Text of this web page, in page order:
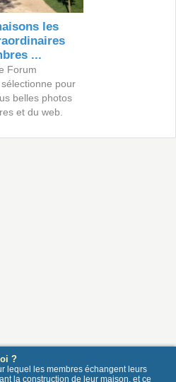
les
...
Forum
pour
belles photos
et du web.
?
lequel les membres échangent leurs
la construction de leur maison, et ce